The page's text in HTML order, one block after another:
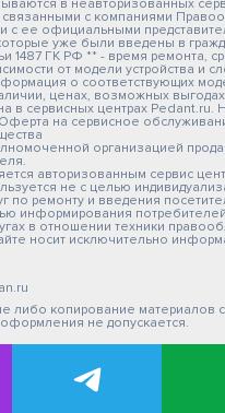
в неавторизованных
связанными с компаниями
с ее официальными
уже были введены в
1487 ГК РФ ** - время ремонта,
от модели устройства и
о соответствующих
ценах, возможных
в сервисных центрах Pedant.ru.
на сервисное
организацией
авторизованным сервис
не с целью
по ремонту и введения
информирования
в отношении техники
носит исключительно
либо копирование материалов
не допускается.